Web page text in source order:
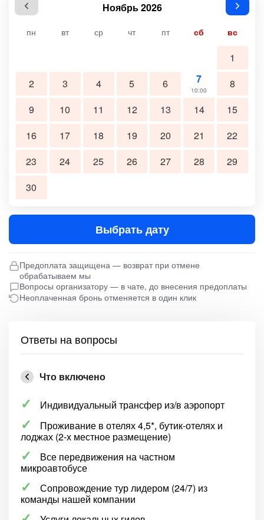
Ноябрь 2026
пн вт ср чт пт сб вс
1
2
3 4 5 6 7
10:00
8
9
10 11 12 13 14
15
16
17 18 19 20 21
22
23
24 25 26 27 28
29
30
Выбрать дату
Предоплата защищена — возврат при отмене
обрабатываем мы
Вопросы организатору — в чате, до внесения предоплаты
Неоплаченная бронь отменяется в один клик
Ответы на вопросы
Что включено
Индивидуальный трансфер из/в аэропорт
Проживание в отелях 4,5*, бутик-отелях и
лоджах (2-х местное размещение)
Все передвижения на частном
микроавтобусе
Сопровождение тур лидером (24/7) из
команды нашей компании